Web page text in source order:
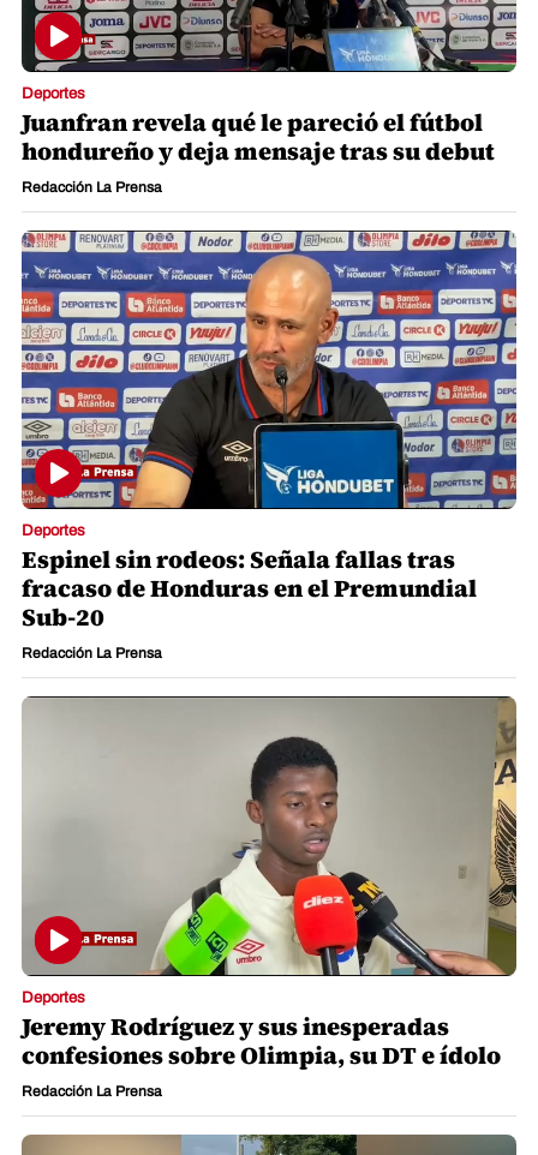
Deportes
Juanfran revela qué le pareció el fútbol
hondureño y deja mensaje tras su debut
Redacción La Prensa
Deportes
Espinel sin rodeos: Señala fallas tras
fracaso de Honduras en el Premundial
Sub-20
Redacción La Prensa
Deportes
Jeremy Rodríguez y sus inesperadas
confesiones sobre Olimpia, su DT e ídolo
Redacción La Prensa